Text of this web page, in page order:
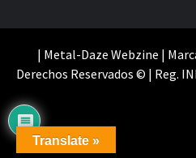
| Metal-Daze Webzine |
Derechos Reservados © | Reg.
Translate »